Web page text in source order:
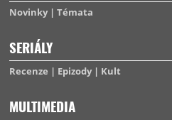
Novinky Témata
SERIÁLY
Recenze Epizody Kult
MULTIMEDIA